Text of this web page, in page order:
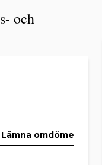
och
Lämna omdöme